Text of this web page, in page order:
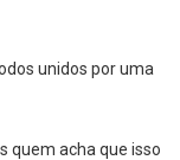
unidos por uma
quem acha que isso